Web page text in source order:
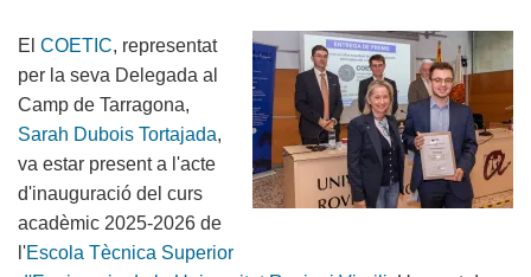
l’acte
de
graduació
de
la
FIB
2025
El COETIC, representat
per la seva Delegada al
Camp de Tarragona,
Sarah Dubois Tortajada,
va estar present a l'acte
d'inauguració del curs
acadèmic 2025-2026 de
l'Escola Tècnica Superior